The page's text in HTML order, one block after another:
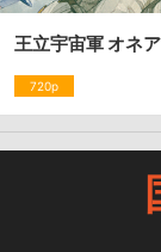
王立宇宙軍 オネ
720p